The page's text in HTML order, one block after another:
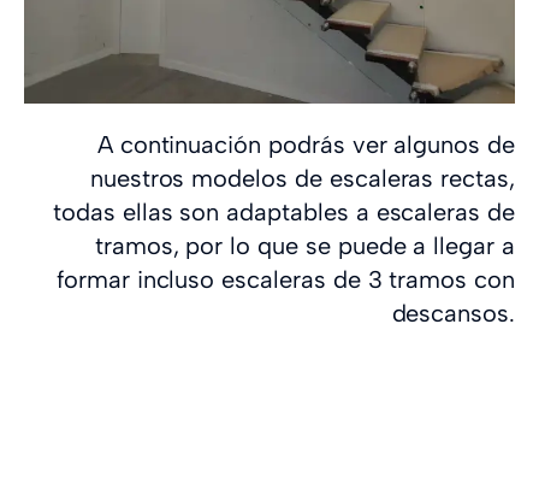
A continuación podrás ver algunos de
nuestros modelos de escaleras rectas,
todas ellas son adaptables a escaleras de
tramos, por lo que se puede a llegar a
formar incluso escaleras de 3 tramos con
descansos.